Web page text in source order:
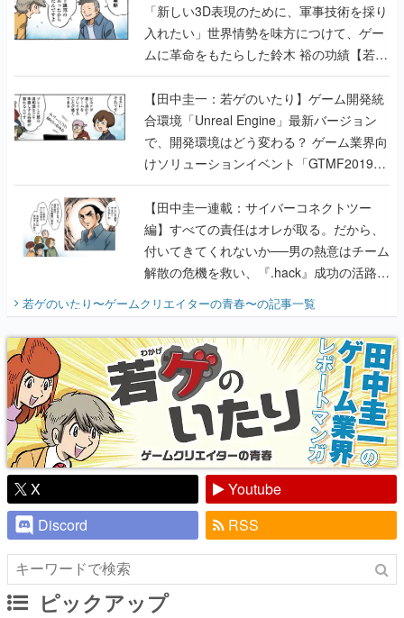
「新しい3D表現のために、軍事技術を採り
入れたい」世界情勢を味方につけて、ゲー
ムに革命をもたらした鈴木 裕の功績【若ゲ
のいたり】
【田中圭一：若ゲのいたり】ゲーム開発統
合環境「Unreal Engine」最新バージョン
で、開発環境はどう変わる？ ゲーム業界向
けソリューションイベント「GTMF2019」
に行って、より理解を深めよう【PR】
【田中圭一連載：サイバーコネクトツー
編】すべての責任はオレが取る。だから、
付いてきてくれないか──男の熱意はチーム
解散の危機を救い、『.hack』成功の活路を
『少年ジャンプ』色だった【若ゲのいた
り】
若ゲのいたり〜ゲームクリエイターの青春〜の記事一覧
X
Youtube
Discord
RSS
ピックアップ